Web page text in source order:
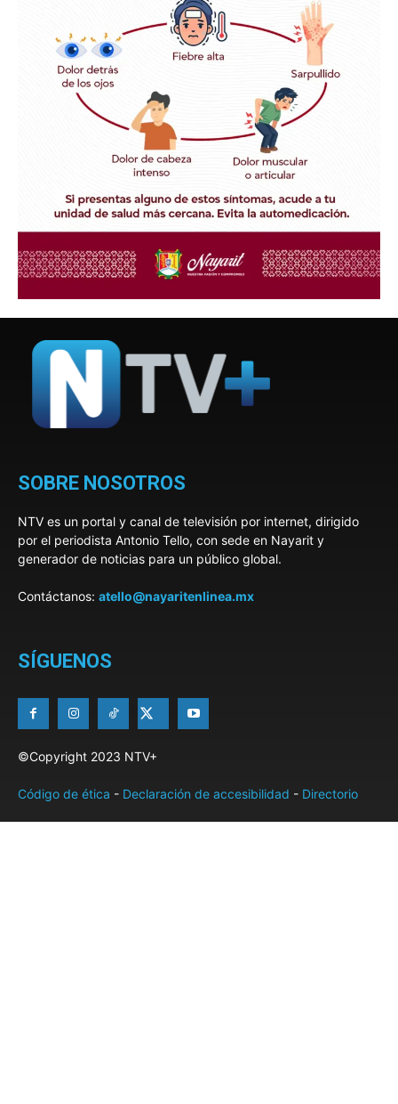
SOBRE NOSOTROS
NTV es un portal y canal de televisión por internet, dirigido
por el periodista Antonio Tello, con sede en Nayarit y
generador de noticias para un público global.
Contáctanos: atello@nayaritenlinea.mx
SÍGUENOS
©Copyright 2023 NTV+
Código de ética - Declaración de accesibilidad - Directorio